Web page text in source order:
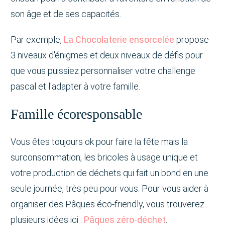
son âge et de ses capacités.
Par exemple, La Chocolaterie ensorcelée propose
3 niveaux d'énigmes et deux niveaux de défis pour
que vous puissiez personnaliser votre challenge
pascal et l'adapter à votre famille.
Famille écoresponsable
Vous êtes toujours ok pour faire la fête mais la
surconsommation, les bricoles à usage unique et
votre production de déchets qui fait un bond en une
seule journée, très peu pour vous. Pour vous aider à
organiser des Pâques éco-friendly, vous trouverez
plusieurs idées ici : Pâques zéro-déchet